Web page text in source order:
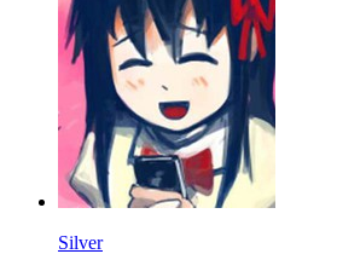
Silver